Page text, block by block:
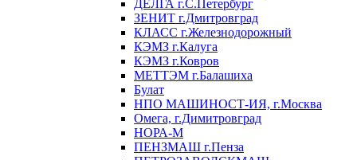
ДЕЛГА г.С.Петербург
ЗЕНИТ г.Дмитровград
КЛАСС г.Железнодорожный
КЭМЗ г.Калуга
КЭМЗ г.Ковров
МЕТТЭМ г.Балашиха
Булат
НПО МАШИНОСТ-ИЯ, г.Москва
Омега, г.Димитровград
НОРА-М
ПЕНЗМАШ г.Пенза